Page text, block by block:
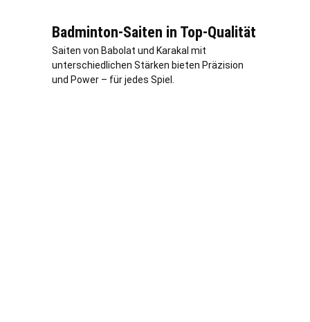
Badminton-Saiten in Top-Qualität
Saiten von Babolat und Karakal mit
unterschiedlichen Stärken bieten Präzision
und Power – für jedes Spiel.